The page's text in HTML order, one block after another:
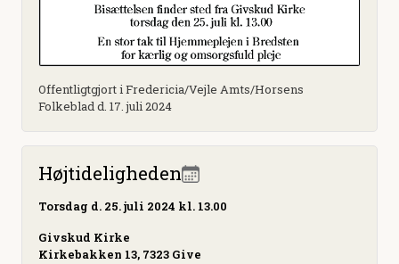
Offentligtgjort i Fredericia/Vejle Amts/Horsens
Folkeblad d. 17. juli 2024
Højtideligheden
Torsdag d. 25. juli 2024 kl. 13.00
Givskud Kirke
Kirkebakken 13, 7323 Give